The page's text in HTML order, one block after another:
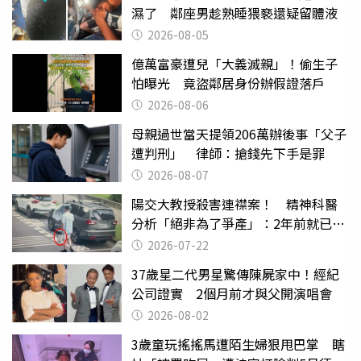
濕了 鄰座男趁熟睡猥褻還疑留體液
2026-08-05
億萬富豪遭兒「大義滅親」！偷生子
怕曝光 竟盜鄰居身份辦假證落戶
2026-08-06
母親過世當天提領206萬辦後事「父子
遭判刑」 律師：搶錢先下手是罪
2026-08-07
陽交大教授殺害連襟案！ 精神科醫
分析「絕非為了爭產」：2年前就已言
行詭異
2026-07-22
37歲星二代男星驚傳陳屍家中！經紀
公司證實 2個月前才與父開演唱會
2026-08-02
3歲童玩搖搖馬遭陌生婦狠甩巴掌 瞎